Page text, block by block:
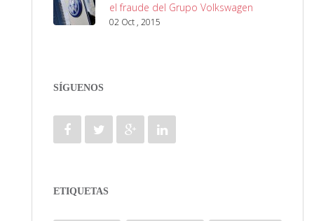
el fraude del Grupo Volkswagen
02 Oct , 2015
SÍGUENOS
ETIQUETAS